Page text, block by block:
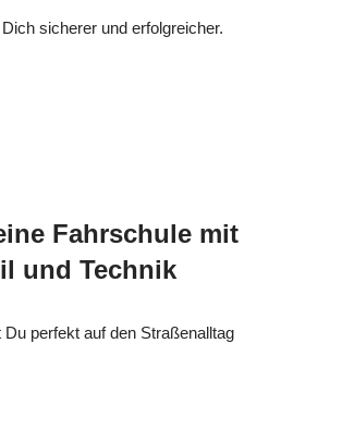
sicherer und erfolgreicher.
Fahrschule mit
und Technik
Du perfekt auf den Straßenalltag